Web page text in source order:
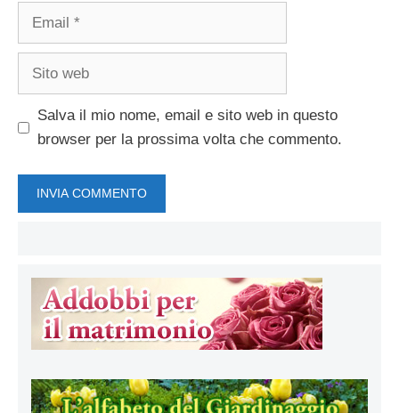
Email
Sito
Salva il mio nome, email e sito web in questo
browser per la prossima volta che commento.